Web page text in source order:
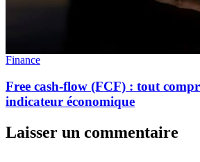
Finance
Free cash-flow (FCF) : tout
indicateur économique
Laisser un commentaire